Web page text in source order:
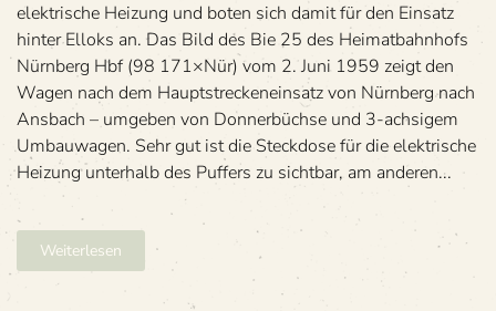
elek­tri­sche Hei­zung und boten sich damit für den Ein­satz
hin­ter Elloks an. Das Bild des Bie 25 des Hei­mat­bahn­hofs
Nürn­berg Hbf (98 171×Nür) vom 2. Juni 1959 zeigt den
Wagen nach dem Haupt­stre­cken­ein­satz von Nürn­berg nach
Ans­bach – umge­ben von Don­ner­büchse und 3-ach­si­gem
Umbau­wa­gen. Sehr gut ist die Steck­dose für die elek­tri­sche
Hei­zung unter­halb des Puf­fers zu sicht­bar, am ande­ren...
Weiterlesen